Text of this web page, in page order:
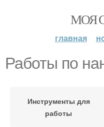
МОЯ
главная
Работы по
Инструменты для
работы